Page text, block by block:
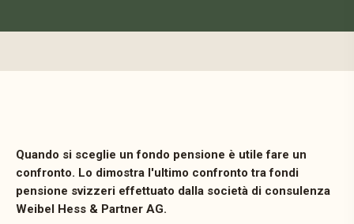
Quando si sceglie un fondo pensione è utile fare un
confronto. Lo dimostra l'ultimo confronto tra fondi
pensione svizzeri effettuato dalla società di consulenza
Weibel Hess & Partner AG.